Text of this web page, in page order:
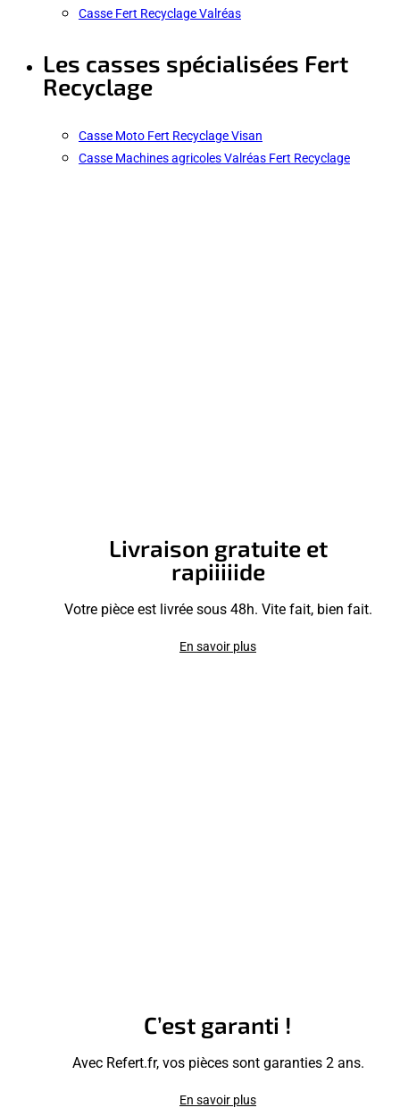
Casse Fert Recyclage Valréas
Les casses spécialisées Fert
Recyclage
Casse Moto Fert Recyclage Visan
Casse Machines agricoles Valréas Fert Recyclage
Livraison gratuite et
rapiiiiide
Votre pièce est livrée sous 48h. Vite fait, bien fait.
En savoir plus
C’est garanti !
Avec Refert.fr, vos pièces sont garanties 2 ans.
En savoir plus